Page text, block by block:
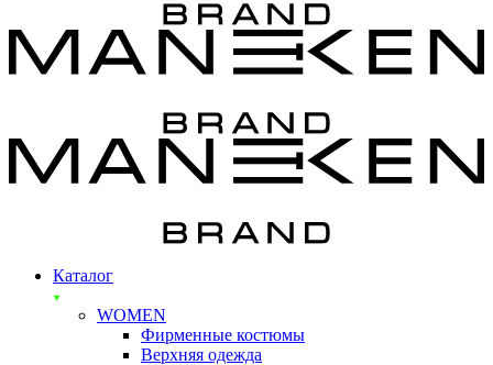
Каталог
WOMEN
Фирменные костюмы
Верхняя одежда